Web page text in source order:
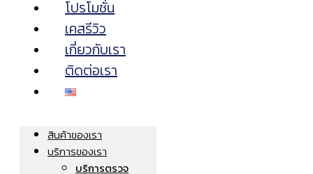
โปรโมชั่น
เคสรีวิว
เกี่ยวกับเรา
ติดต่อเรา
สินค้าของเรา
บริการของเรา
บริการตรวจ